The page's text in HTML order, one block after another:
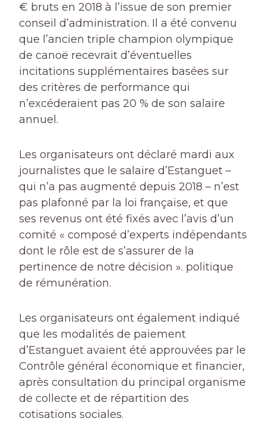
€ bruts en 2018 à l’issue de son premier
conseil d’administration. Il a été convenu
que l’ancien triple champion olympique
de canoë recevrait d’éventuelles
incitations supplémentaires basées sur
des critères de performance qui
n’excéderaient pas 20 % de son salaire
annuel.
Les organisateurs ont déclaré mardi aux
journalistes que le salaire d’Estanguet –
qui n’a pas augmenté depuis 2018 – n’est
pas plafonné par la loi française, et que
ses revenus ont été fixés avec l’avis d’un
comité « composé d’experts indépendants
dont le rôle est de s’assurer de la
pertinence de notre décision ». politique
de rémunération.
Les organisateurs ont également indiqué
que les modalités de paiement
d’Estanguet avaient été approuvées par le
Contrôle général économique et financier,
après consultation du principal organisme
de collecte et de répartition des
cotisations sociales.